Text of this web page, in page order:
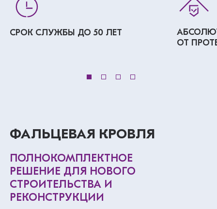
СРОК СЛУЖБЫ ДО 50 ЛЕТ
ОТ
ФАЛЬЦЕВАЯ КРОВЛЯ
ПОЛНОКОМПЛЕКТНОЕ
РЕШЕНИЕ ДЛЯ НОВОГО
СТРОИТЕЛЬСТВА И
РЕКОНСТРУКЦИИ